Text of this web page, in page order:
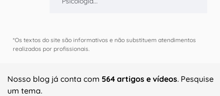
*Os textos do site são informativos e não substituem atendimentos
realizados por profissionais.
Nosso blog já conta com 564 artigos e vídeos. Pesquise
um tema.